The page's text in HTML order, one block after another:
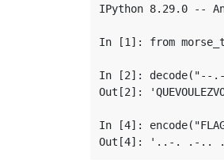
IPython 8.29.0 --
In [1]: from
In [2]:
Out[2]:
In [4]: